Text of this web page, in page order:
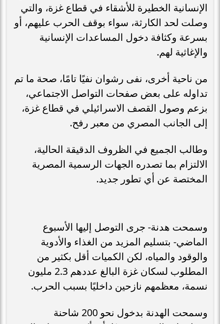
الإنسانية الخطيرة للأشقاء في قطاع غزة، والتي
وصلت لحد الكارثة، سواء بوقف الحرب عليهم، أو
بسرعة وكثافة دخول المساعدات الإنسانية
والإغاثية لهم.
من ناحية أخرى، نفى رشوان نفيًا تامًا، صحة ما تم
تداوله على بعض صفحات التواصل الاجتماعي،
بزعم وصول القصف الاسرائيلي في قطاع غزة،
إلى الجانب المصري من معبر رفح.
وطالب الجميع في الظروف الدقيقة الحالية،
الالتزام بما تصدره الجهات الرسمية المصرية
المختصة عن أي تطور جديد.
وسمحت هدنة- جرى التوصل إليها الأسبوع
الماضي- بتسليم المزيد من الغذاء والأدوية
والوقود والمياه، لكن الكميات أقل بكثير من
المطلوب لسكان غزة البالغ عددهم 2.3 مليون
نسمة، معظمهم نازحين داخليًا بسبب الحرب.
وسمحت الهدنة بدخول نحو 200 شاحنة